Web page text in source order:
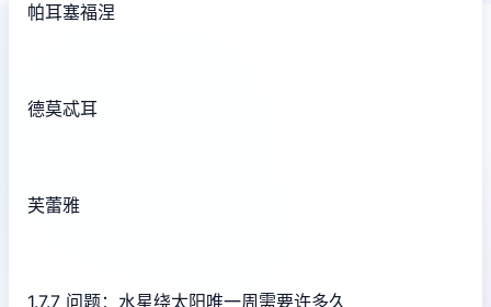
帕耳塞福涅
德莫忒耳
芙蕾雅
1.7.7 问题：水星绕太阳唯一周需要许多久